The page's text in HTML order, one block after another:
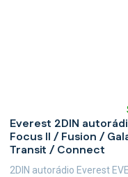
Everest 2DIN
Focus II / Fusion /
Transit / Connect
hodnocení
produktu
je
5,0
2DIN autorádio Everest